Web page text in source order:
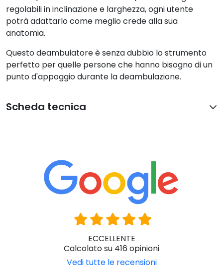
regolabili in inclinazione e larghezza, ogni utente
potrà adattarlo come meglio crede alla sua
anatomia.
Questo deambulatore è senza dubbio lo strumento
perfetto per quelle persone che hanno bisogno di un
punto d'appoggio durante la deambulazione.
Scheda tecnica
ECCELLENTE
Calcolato su 416 opinioni
Vedi tutte le recensioni